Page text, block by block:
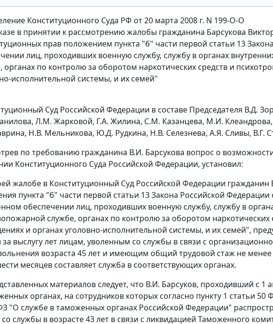
Конституционного Суда РФ от 20 марта 2008 г. N 199-О-О
в принятии к рассмотрению жалобы гражданина Барсукова
прав положением пункта "б" части первой статьи 13
лиц, проходивших военную службу, службу в органах
органах по контролю за оборотом наркотических средств и
исполнительной системы, и их семей"
Суд Российской Федерации в составе Председателя В.Д.
Л.М. Жарковой, Г.А. Жилина, С.М. Казанцева, М.И.
Н.В. Мельникова, Ю.Д. Рудкина, Н.В. Селезнева, А.Я. Сливы, В.Г.
по требованию гражданина В.И. Барсукова вопрос о
Конституционного Суда Российской Федерации, установил:
жалобе в Конституционный Суд Российской Федерации гражданин
пункта "б" части первой статьи 13Закона Российской Федерации
обеспечении лиц, проходивших военную службу, службу в
службе, органах по контролю за оборотом наркотических
и органах уголовно-исполнительной системы, и их семей",
за выслугу лет лицам, уволенным со службы в связи с
возраста 45 лет и имеющим общий трудовой стаж не менее
месяцев составляет служба в соответствующих органах.
материалов следует, что В.И. Барсуков, проходивший с 1
органах, на сотрудников которых согласно пункту 1 статьи 50
"О службе в таможенных органах Российской Федерации"
службы в возрасте 43 лет в связи с ликвидацией Таможенного